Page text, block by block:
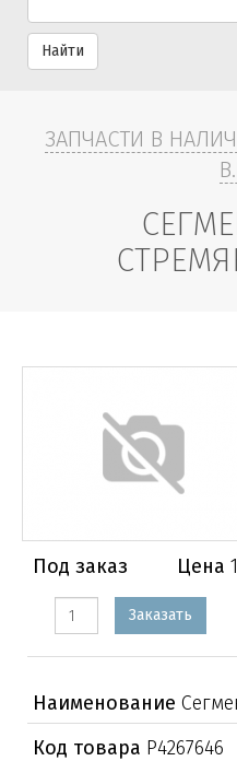
Найти
ЗАПЧАСТИ В
Под заказ Цена
Заказать
Наименование
Код товара Р4267646